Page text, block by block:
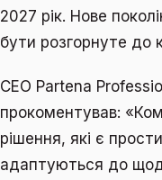
2027 рік. Нове
бути розгорнуте до
CEO Partena
прокоментував:
рішення, які є
адаптуються до